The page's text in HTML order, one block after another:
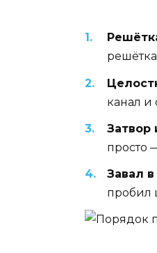
канал и
Затвор
просто
Завал в
пробил